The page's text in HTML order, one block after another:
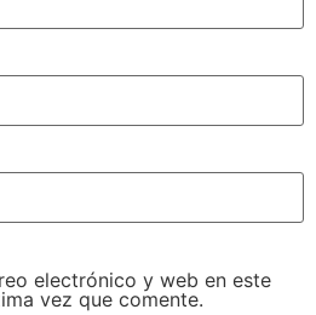
electrónico y web en este
vez que comente.